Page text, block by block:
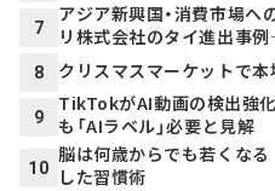
7
アジア新興国・消費市場へ
リ株式会社のタイ進出事例――
8 クリスマスマーケットで
9
TikTokがAI動画の検出強
も「AIラベル」必要と見解
10
脳は何歳からでも若くな
した習慣術